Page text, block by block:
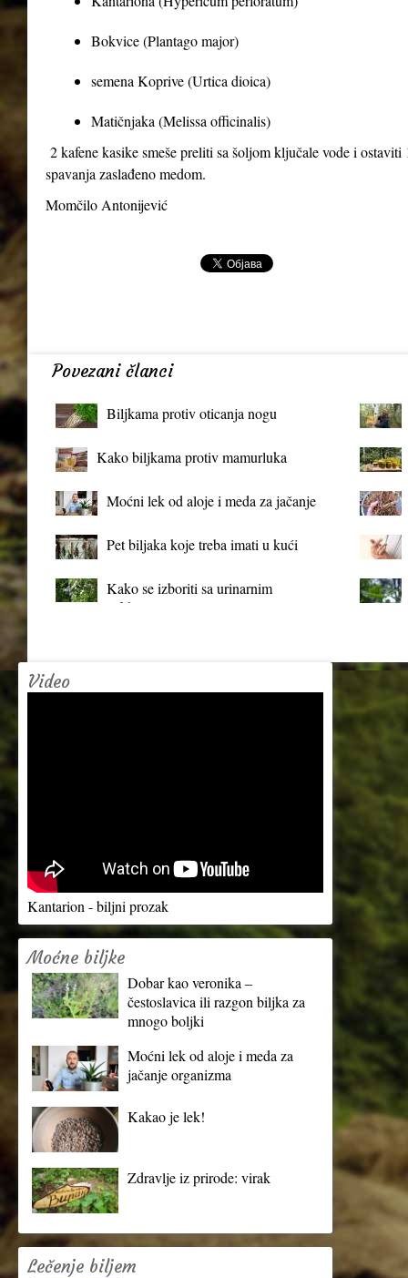
Bokvice (Plantago major)
semena Koprive (Urtica dioica)
Matičnjaka (Melissa officinalis)
2 kafene kasike smeše preliti sa šoljom ključale vode i
spavanja zaslađeno medom.
Momčilo Antonijević
Povezani članci
Biljkama protiv oticanja nogu
Kako biljkama protiv mamurluka
Moćni lek od aloje i meda za jačanje
Pet biljaka koje treba imati u kući
Kako se izboriti sa urinarnim
infekcijama?
Video
Kantarion - biljni prozak
Moćne biljke
Dobar kao veronika –
čestoslavica ili razgon biljka za
mnogo boljki
Moćni lek od aloje i meda za
jačanje organizma
Kakao je lek!
Zdravlje iz prirode: virak
Lečenje biljem